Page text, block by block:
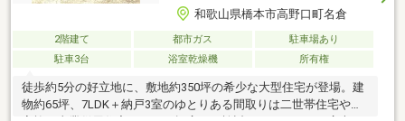
和歌山県橋本市高野口町名倉
2階建て 都市ガス
駐車場あり
駐車3台
浴室乾燥機 所有権
徒歩約5分の好立地に、敷地約350坪の希少な大型住宅が登場。建
物約65坪、7LDK＋納戸3室のゆとりある間取りは二世帯住宅や大